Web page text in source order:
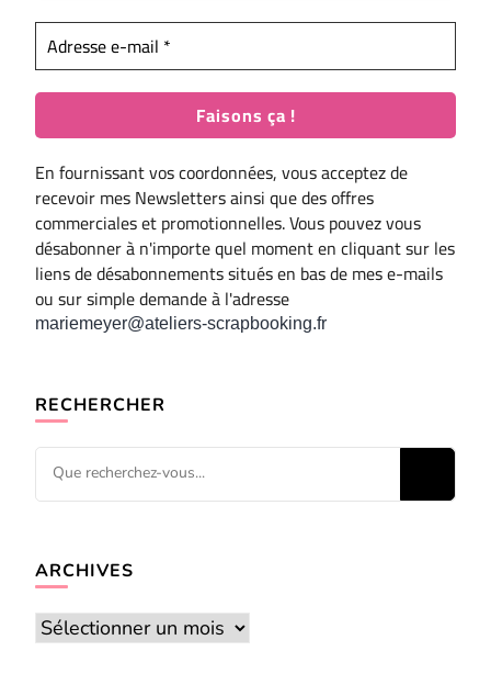
En fournissant vos coordonnées, vous acceptez de
recevoir mes Newsletters ainsi que des offres
commerciales et promotionnelles. Vous pouvez vous
désabonner à n'importe quel moment en cliquant sur les
liens de désabonnements situés en bas de mes e-mails
ou sur simple demande à l'adresse
mariemeyer@ateliers-scrapbooking.fr
RECHERCHER
Vous
recherchiez
ARCHIVES
Archives